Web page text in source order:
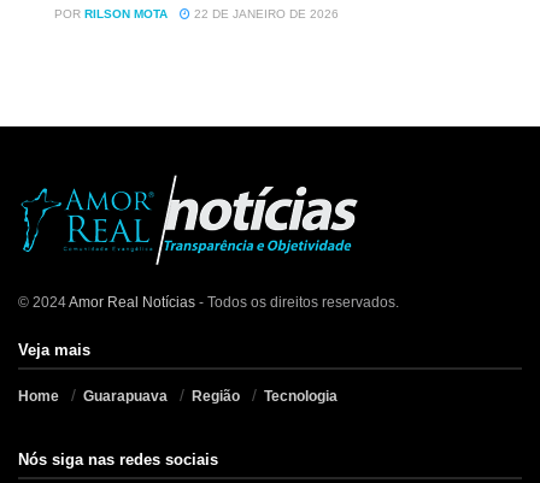
POR RILSON MOTA 22 DE JANEIRO DE 2026
© 2024Amor Real Notícias - Todos os direitos reservados.
Veja mais
Home Guarapuava Região Tecnologia
Nós siga nas redes sociais